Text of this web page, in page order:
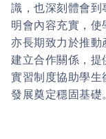
識，也深刻體會到
明會內容充實，
亦長期致力於推動
建立合作關係，提
實習制度協助學
發展奠定穩固基礎